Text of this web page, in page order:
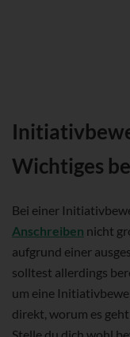
Wichtiges
Bei einer
Anschreiben nicht
aufgrund einer
solltest allerdings
um eine
direkt, worum es